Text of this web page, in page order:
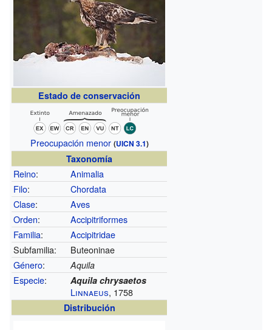
Estado de conservación
Preocupación menor (UICN 3.1)
Taxonomía
Reino:
Animalia
Filo:
Chordata
Clase:
Aves
Orden:
Accipitriformes
Familia:
Accipitridae
Subfamilia:
Buteoninae
Género: Aquila
Especie: Aquila chrysaetos
Linnaeus, 1758
Distribución